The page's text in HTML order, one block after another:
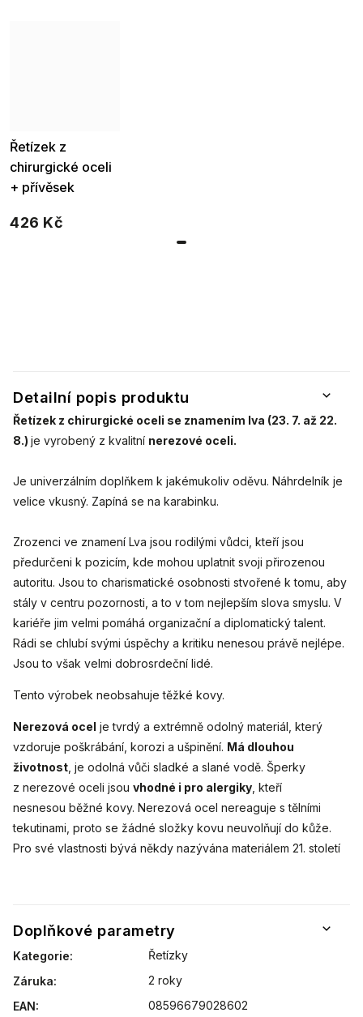
Detailní popis produktu
Řetízek z chirurgické oceli se znamením lva (23. 7. až 22.
8.) je vyrobený z kvalitní nerezové oceli.
Je univerzálním doplňkem k jakémukoliv oděvu. Náhrdelník je
velice vkusný. Zapíná se na karabinku.
Zrozenci ve znamení Lva jsou rodilými vůdci, kteří jsou
předurčeni k pozicím, kde mohou uplatnit svoji přirozenou
autoritu. Jsou to charismatické osobnosti stvořené k tomu, aby
stály v centru pozornosti, a to v tom nejlepším slova smyslu. V
kariéře jim velmi pomáhá organizační a diplomatický talent.
Rádi se chlubí svými úspěchy a kritiku nenesou právě nejlépe.
Jsou to však velmi dobrosrdeční lidé.
Tento výrobek neobsahuje těžké kovy.
Nerezová ocel je tvrdý a extrémně odolný materiál, který
vzdoruje poškrábání, korozi a ušpinění. Má dlouhou
životnost , je odolná vůči sladké a slané vodě. Šperky
z nerezové oceli jsou vhodné i pro alergiky , kteří
nesnesou běžné kovy. Nerezová ocel nereaguje s tělními
tekutinami, proto se žádné složky kovu neuvolňují do kůže.
Pro své vlastnosti bývá někdy nazývána materiálem 21. století
Doplňkové parametry
Kategorie:
Řetízky
Záruka:
2 roky
EAN:
08596679028602
Řetízek z
chirurgické oceli
+ přívěsek
3002216-7
426 Kč